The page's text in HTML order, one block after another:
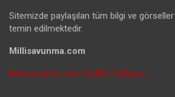
Sitemizde paylaşılan tüm bilgi ve görseller
temin edilmektedir.
Millisavunma.com
Millisavunma.com Gizlilik Politikası